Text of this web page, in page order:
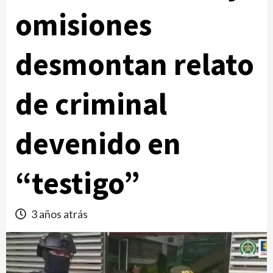
omisiones
desmontan relato
de criminal
devenido en
“testigo”
3 años atrás